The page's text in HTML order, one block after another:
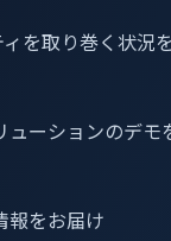
を取り巻く状況
ューションのデモ
報をお届け
環境下で診
実行できま